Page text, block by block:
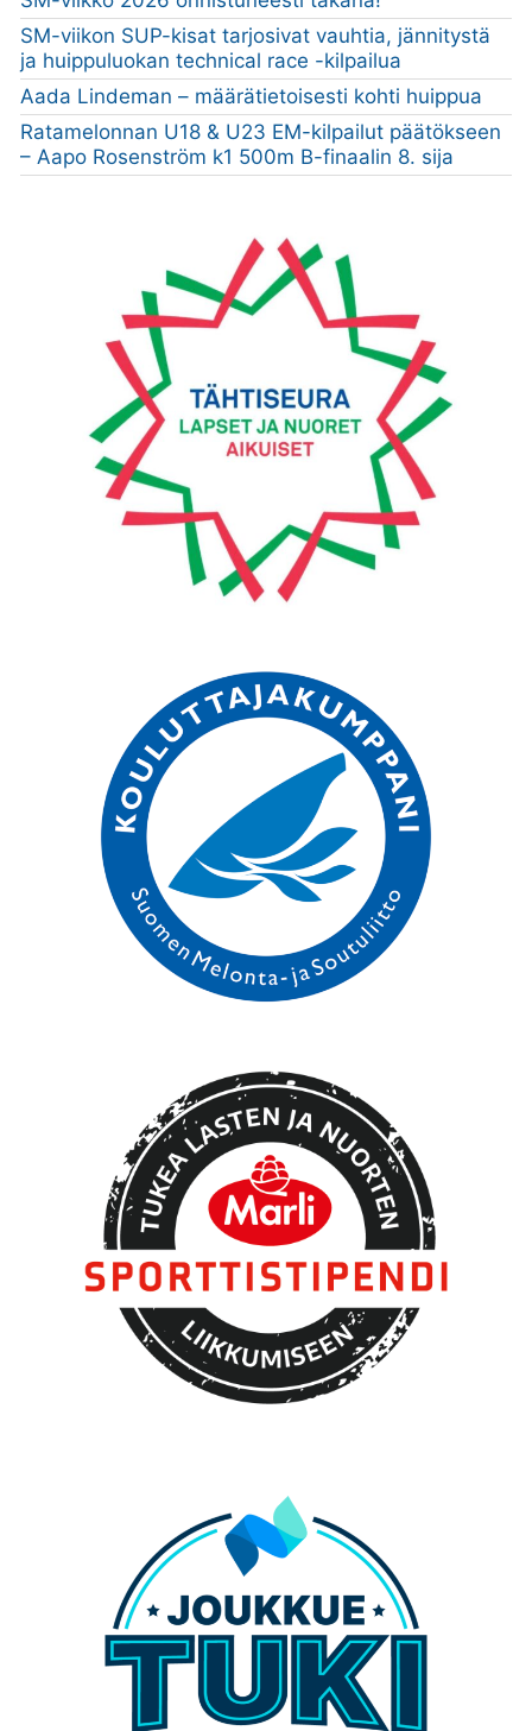
SM-viikon SUP-kisat tarjosivat vauhtia, jännitystä
ja huippuluokan technical race -kilpailua
Aada Lindeman – määrätietoisesti kohti huippua
Ratamelonnan U18 & U23 EM-kilpailut päätökseen
– Aapo Rosenström k1 500m B-finaalin 8. sija